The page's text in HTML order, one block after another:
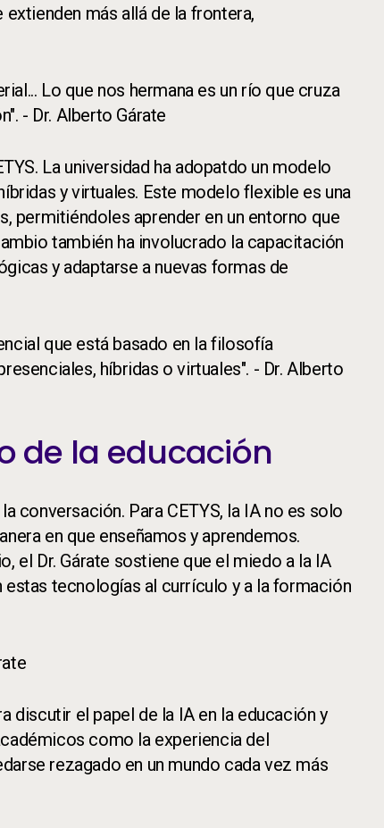
más allá de la frontera,
Lo que nos hermana es un río que cruza
- Dr. Alberto Gárate
La universidad ha adopatdo un modelo
y virtuales. Este modelo flexible es una
permitiéndoles aprender en un entorno que
también ha involucrado la capacitación
y adaptarse a nuevas formas de
que está basado en la filosofía
híbridas o virtuales". - Dr. Alberto
de la educación
conversación. Para CETYS, la IA no es solo
en que enseñamos y aprendemos.
el Dr. Gárate sostiene que el miedo a la IA
tecnologías al currículo y a la formación
discutir el papel de la IA en la educación y
como la experiencia del
rezagado en un mundo cada vez más